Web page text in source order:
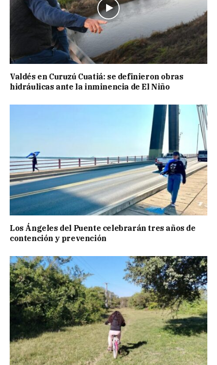
Valdés en Curuzú Cuatiá: se definieron obras
hidráulicas ante la inminencia de El Niño
Los Ángeles del Puente celebrarán tres años de
contención y prevención